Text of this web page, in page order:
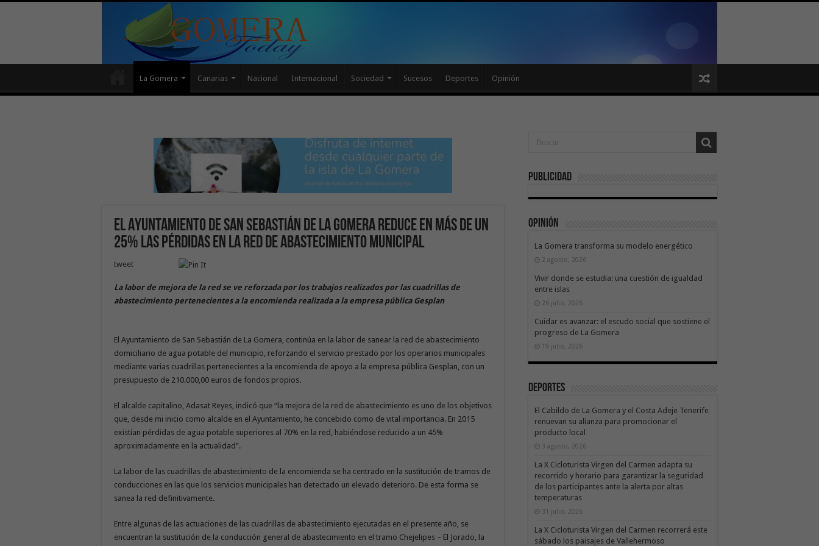
La Gomera Canarias Nacional Internacional Sociedad Sucesos Deportes Opinión
El Ayuntamiento de San Sebastián de La Gomera reduce en más de un
25% las pérdidas en la red de abastecimiento municipal
tweet
La labor de mejora de la red se ve reforzada por los trabajos realizados por las cuadrillas de
abastecimiento pertenecientes a la encomienda realizada a la empresa pública Gesplan
El Ayuntamiento de San Sebastián de La Gomera, continúa en la labor de sanear la red de abastecimiento
domiciliario de agua potable del municipio, reforzando el servicio prestado por los operarios municipales
mediante varias cuadrillas pertenecientes a la encomienda de apoyo a la empresa pública Gesplan, con un
presupuesto de 210.000,00 euros de fondos propios.
El alcalde capitalino, Adasat Reyes, indicó que “la mejora de la red de abastecimiento es uno de los objetivos
que, desde mi inicio como alcalde en el Ayuntamiento, he concebido como de vital importancia. En 2015
existían pérdidas de agua potable superiores al 70% en la red, habiéndose reducido a un 45%
aproximadamente en la actualidad”.
La labor de las cuadrillas de abastecimiento de la encomienda se ha centrado en la sustitución de tramos de
conducciones en las que los servicios municipales han detectado un elevado deterioro. De esta forma se
sanea la red definitivamente.
Entre algunas de las actuaciones de las cuadrillas de abastecimiento ejecutadas en el presente año, se
encuentran la sustitución de la conducción general de abastecimiento en el tramo Chejelipes – El Jorado, la
Publicidad
Opinión
La Gomera transforma su modelo energético
2 agosto, 2026
Vivir donde se estudia: una cuestión de igualdad
entre islas
26 julio, 2026
Cuidar es avanzar: el escudo social que sostiene el
progreso de La Gomera
19 julio, 2026
Deportes
El Cabildo de La Gomera y el Costa Adeje Tenerife
renuevan su alianza para promocionar el
producto local
3 agosto, 2026
La X Cicloturista Virgen del Carmen adapta su
recorrido y horario para garantizar la seguridad
de los participantes ante la alerta por altas
temperaturas
31 julio, 2026
La X Cicloturista Virgen del Carmen recorrerá este
sábado los paisajes de Vallehermoso